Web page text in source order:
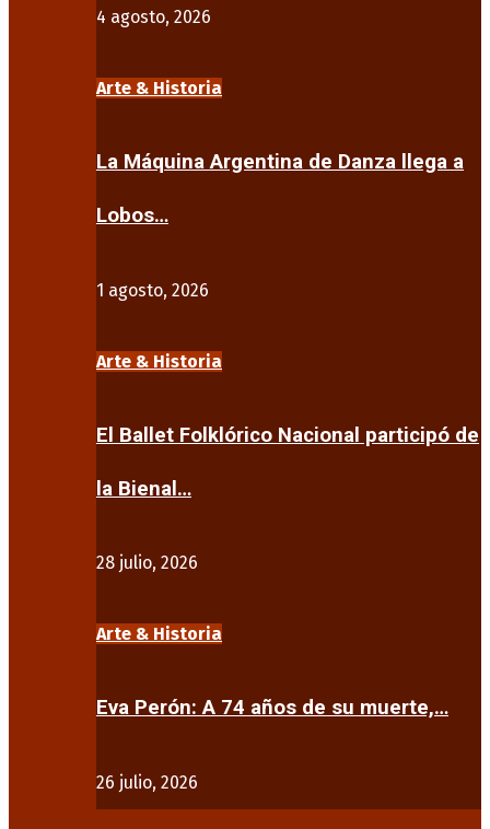
4 agosto, 2026
Arte & Historia
La Máquina Argentina de Danza llega a
Lobos…
1 agosto, 2026
Arte & Historia
El Ballet Folklórico Nacional participó de
la Bienal…
28 julio, 2026
Arte & Historia
Eva Perón: A 74 años de su muerte,…
26 julio, 2026